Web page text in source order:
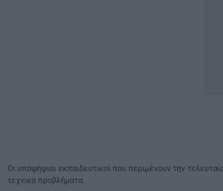
Οι υποψήφιοι εκπαιδευτικοί που περιμένουν την
τεχνικά προβλήματα.